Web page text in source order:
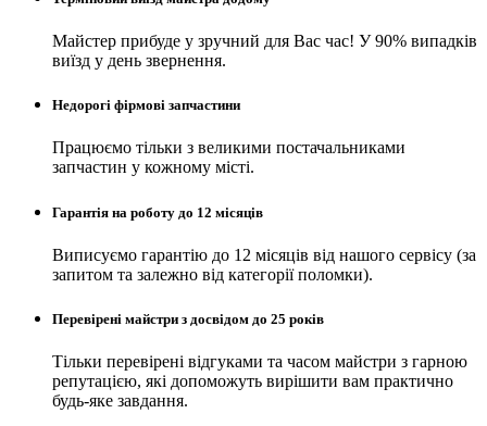
Майстер прибуде у зручний для Вас час! У 90% випадків
виїзд у день звернення.
Недорогі фірмові запчастини
Працюємо тільки з великими постачальниками
запчастин у кожному місті.
Гарантія на роботу до 12 місяців
Виписуємо гарантію до 12 місяців від нашого сервісу (за
запитом та залежно від категорії поломки).
Перевірені майстри з досвідом до 25 років
Тільки перевірені відгуками та часом майстри з гарною
репутацією, які допоможуть вирішити вам практично
будь-яке завдання.